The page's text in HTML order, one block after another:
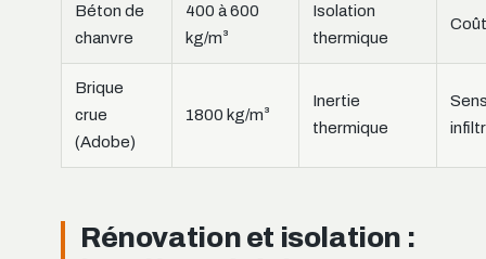
Béton de
chanvre
400 à 600
kg/m³
Isolation
thermique
Brique
crue
(Adobe)
1800 kg/m³
Inertie
thermique
Rénovation et isolation :